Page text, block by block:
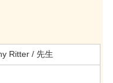
Ritter / 先生